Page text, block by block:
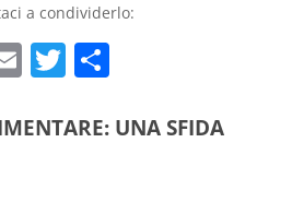
a condividerlo:
E
ai
T
itt
C
n
UNA SFIDA